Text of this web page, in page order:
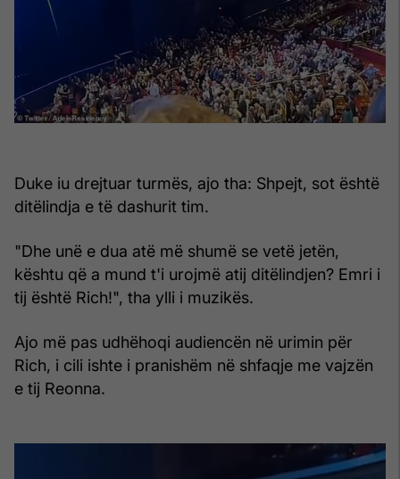
Duke iu drejtuar turmës, ajo tha: Shpejt, sot është
ditëlindja e të dashurit tim.
"Dhe unë e dua atë më shumë se vetë jetën,
kështu që a mund t'i urojmë atij ditëlindjen? Emri i
tij është Rich!", tha ylli i muzikës.
Ajo më pas udhëhoqi audiencën në urimin për
Rich, i cili ishte i pranishëm në shfaqje me vajzën
e tij Reonna.